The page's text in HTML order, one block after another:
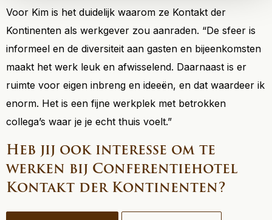
Voor Kim is het duidelijk waarom ze Kontakt der
Kontinenten als werkgever zou aanraden. “De sfeer is
informeel en de diversiteit aan gasten en bijeenkomsten
maakt het werk leuk en afwisselend. Daarnaast is er
ruimte voor eigen inbreng en ideeën, en dat waardeer ik
enorm. Het is een fijne werkplek met betrokken
collega’s waar je je echt thuis voelt.”
Heb jij ook interesse om te
werken bij Conferentiehotel
Kontakt der Kontinenten?